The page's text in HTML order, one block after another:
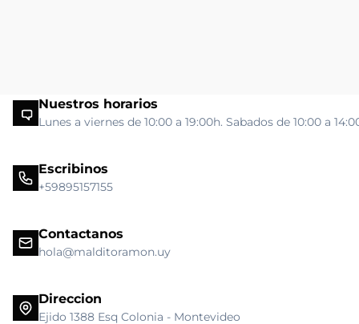
Nuestros horarios
Lunes a viernes de 10:00 a 19:00h. Sabados de 10:00 a
Escribinos
+59895157155
Contactanos
hola@malditoramon.uy
Direccion
Ejido 1388 Esq Colonia - Montevideo